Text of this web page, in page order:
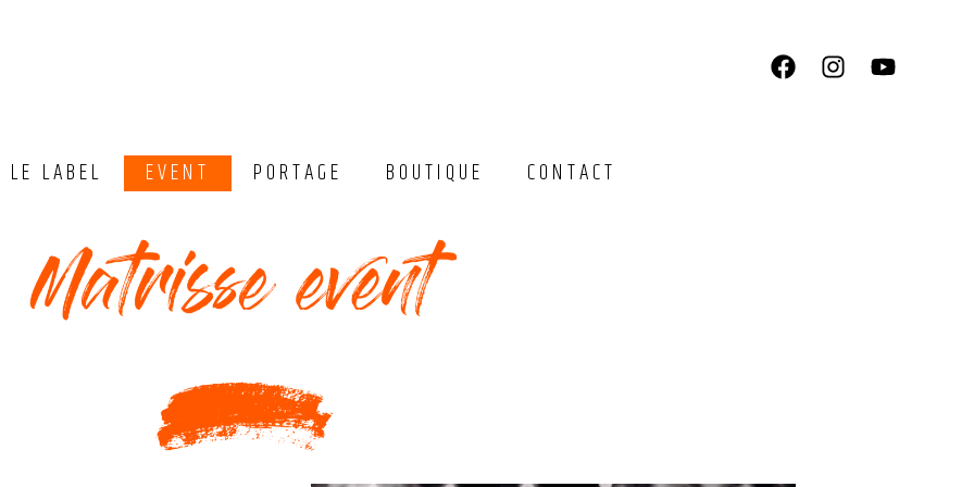
LE LABEL EVENT PORTAGE BOUTIQUE CONTACT